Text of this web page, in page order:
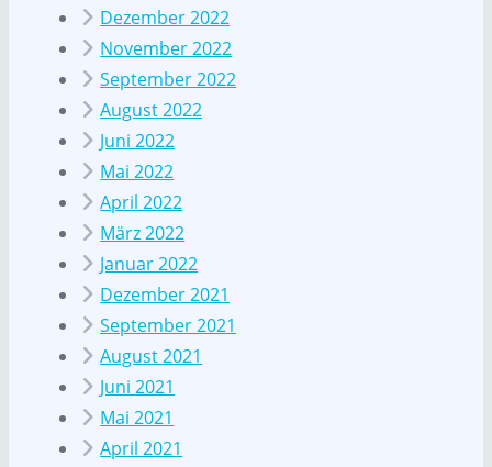
Dezember 2022
November 2022
September 2022
August 2022
Juni 2022
Mai 2022
April 2022
März 2022
Januar 2022
Dezember 2021
September 2021
August 2021
Juni 2021
Mai 2021
April 2021